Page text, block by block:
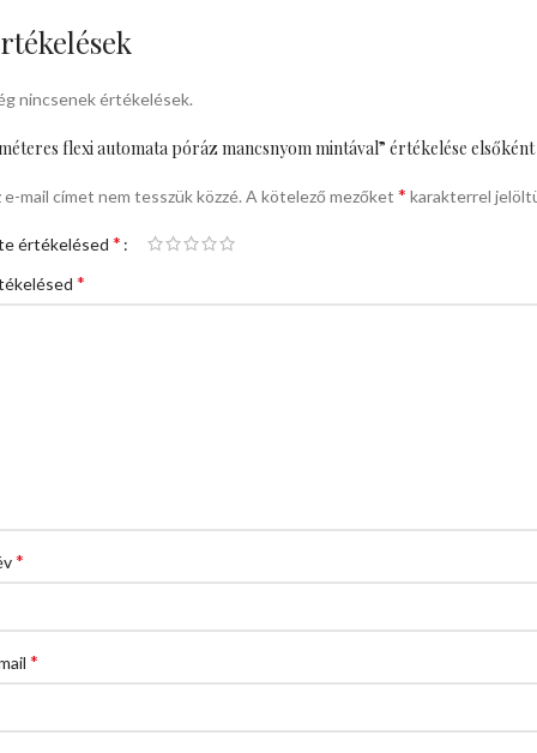
nincsenek értékelések.
flexi automata póráz mancsnyom mintával” értékelése elsőként
e-mail címet nem tesszük közzé. A kötelező mezőket * karakterrel
értékelésed *
*
*
*